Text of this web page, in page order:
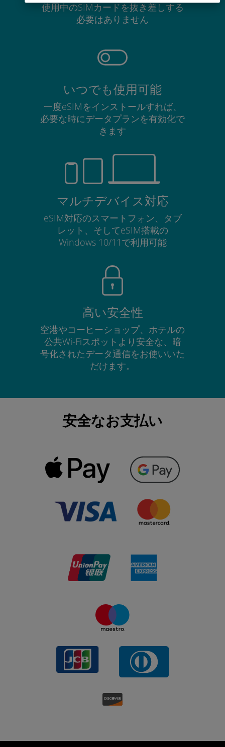
使用中のSIMカードを抜き差しする
必要はありません
いつでも使用可能
一度eSIMをインストールすれば、
必要な時にデータプランを有効化で
きます
マルチデバイス対応
eSIM対応のスマートフォン、タブ
レット、そしてeSIM搭載の
Windows 10/11で利用可能
高い安全性
空港やコーヒーショップ、ホテルの
公共Wi-Fiスポットより安全な、暗
号化されたデータ通信をお使いいた
だけます。
安全なお支払い